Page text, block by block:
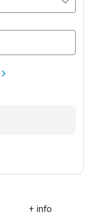
2883 un.
2073 un.
+ info